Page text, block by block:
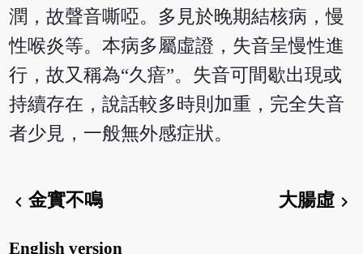
潤，故聲音嘶啞。多見於晚期結核病，慢
性喉炎等。本病多屬虛證，失音呈慢性進
行，故又稱為“久瘖”。失音可間歇出現或
持續存在，說話較多時則加重，完全失音
者少見，一般無外感症狀。
chevron_left金實不鳴 大腸虛chevron_right
English version